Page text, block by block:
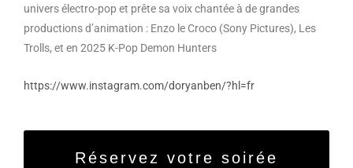
univers électro-pop et prête sa voix chantée à de grandes
productions d’animation : Enzo le Croco (Sony Pictures), Les
Trolls, et en 2025 K-Pop Demon Hunters
https://www.instagram.com/doryanben/?hl=fr
Réservez votre soirée